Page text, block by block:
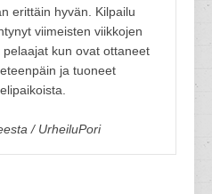
erittäin hyvän. Kilpailu
viimeisten viikkojen
kun ovat ottaneet
ja tuoneet
/ UrheiluPori